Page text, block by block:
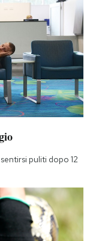
puliti dopo 12